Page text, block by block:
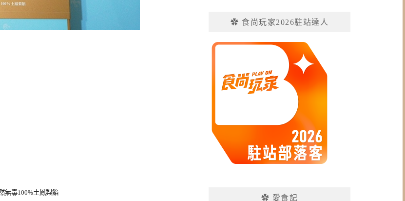
無毒100%土鳳梨餡
✿ 食尚玩家2026駐站達人
✿ 愛食記